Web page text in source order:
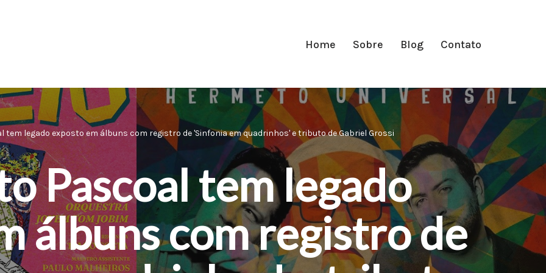
Home Sobre Blog Contato
tem legado exposto em álbuns com registro de 'Sinfonia em quadrinhos' e tributo de Gabriel Grossi
Pascoal tem legado
álbuns com registro de